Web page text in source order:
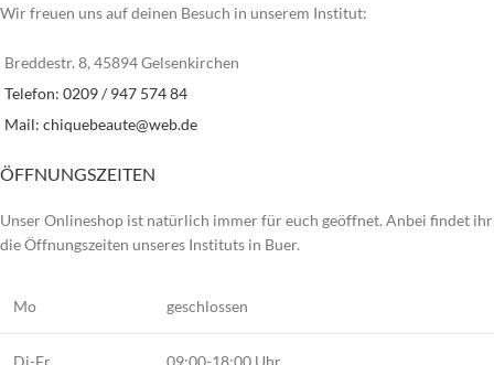
Wir freuen uns auf deinen Besuch in unserem Institut:
Breddestr. 8, 45894 Gelsenkirchen
Telefon: 0209 / 947 574 84
Mail: chiquebeaute@web.de
ÖFFNUNGSZEITEN
Unser Onlineshop ist natürlich immer für euch geöffnet. Anbei findet ihr
die Öffnungszeiten unseres Instituts in Buer.
Mo geschlossen
Di-Fr 09:00-18:00 Uhr